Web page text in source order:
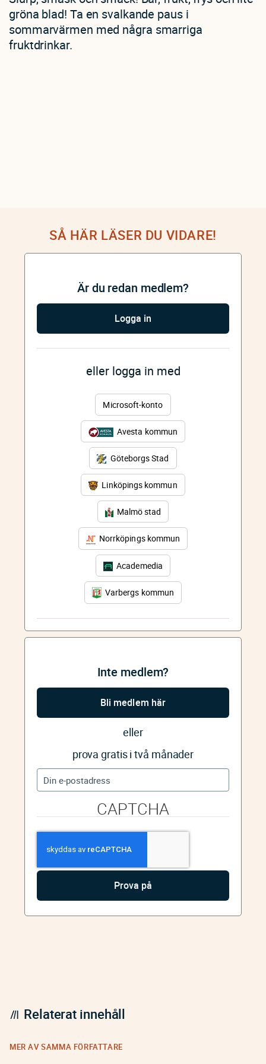
gröna blad! Ta en svalkande paus i
sommarvärmen med några smarriga
fruktdrinkar.
SÅ HÄR LÄSER DU VIDARE!
Är du redan medlem?
Logga in
eller logga in med
Microsoft-konto
Avesta kommun
Göteborgs Stad
Linköpings kommun
Malmö stad
Norrköpings kommun
Academedia
Varbergs kommun
Inte medlem?
Bli medlem här
eller
prova gratis i två månader
CAPTCHA
Relaterat innehåll
MER AV SAMMA FÖRFATTARE